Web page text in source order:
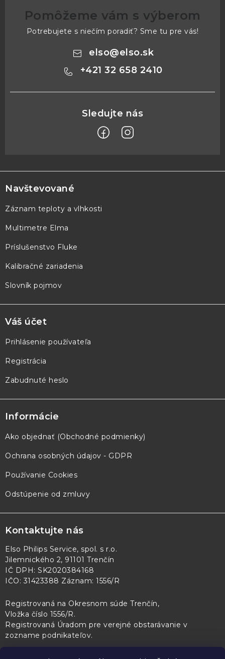
Pomôžeme vám s výberom
Potrebujete s niečím poradiť? Sme tu pre vás!
elso@elso.sk
+421 32 658 2410
á
p
ä
e
Navštevované
Záznam teploty a vlhkosti
Multimetre Elma
Príslušenstvo Fluke
Kalibračné zariadenia
Slovník pojmov
Váš účet
Prihlásenie používateľa
Registrácia
Zabudnuté heslo
Informácie
Ako objednať (Obchodné podmienky)
Ochrana osobných údajov - GDPR
Používanie Cookies
Odstúpenie od zmluvy
Kontaktujte nás
Elso Philips Service, spol. s r.o.
Jilemnického 2, 91101 Trenčín
IČ DPH: SK2020384168
IČO: 31423388 Záznam: 1556/R
Registrovaná na Okresnom súde Trenčín,
Vložka číslo 1556/R.
Registrovaná Úradom pre verejné obstarávanie v
zozname podnikateľov.